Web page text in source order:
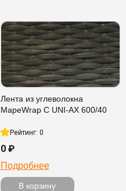
Лента из углеволокна
MapeWrap C UNI-AX 600/40
Рейтинг: 0
0 ₽
Подробнее
В корзину